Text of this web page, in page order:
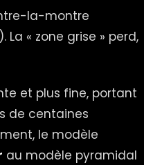
la-montre
). La « zone grise » perd,
et plus fine, portant
de centaines
le modèle
au modèle pyramidal